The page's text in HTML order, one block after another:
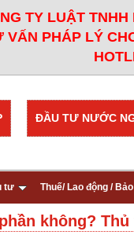
TY LUẬT
VẤN PHÁP LÝ
ĐẦU TƯ NƯỚC
tư Thuế/ Lao động /
không?